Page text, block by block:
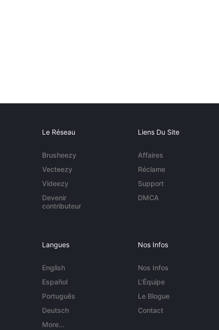
Le Réseau
Brusheezy
Vecteezy
Videezy
Devenir
contributeur
Liens Du Site
Affaires
Réclame
Support
DMCA
Langues
English
Español
Português
Deutsch
More...
Nos Infos
Nos Infos
L'Équipe
Le Blogue
Contact